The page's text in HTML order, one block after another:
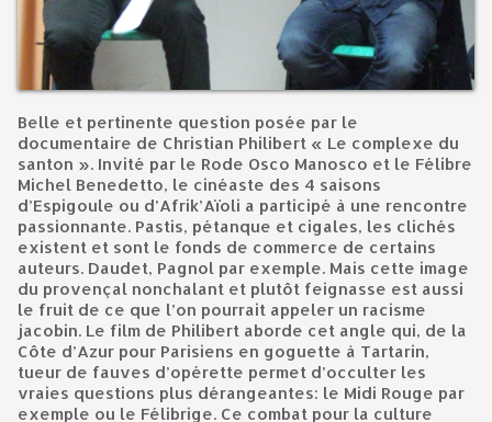
Belle et pertinente question posée par le
documentaire de Christian Philibert « Le complexe du
santon ». Invité par le Rode Osco Manosco et le Félibre
Michel Benedetto, le cinéaste des 4 saisons
d’Espigoule ou d’Afrik’Aïoli a participé à une rencontre
passionnante. Pastis, pétanque et cigales, les clichés
existent et sont le fonds de commerce de certains
auteurs. Daudet, Pagnol par exemple. Mais cette image
du provençal nonchalant et plutôt feignasse est aussi
le fruit de ce que l’on pourrait appeler un racisme
jacobin. Le film de Philibert aborde cet angle qui, de la
Côte d’Azur pour Parisiens en goguette à Tartarin,
tueur de fauves d’opérette permet d’occulter les
vraies questions plus dérangeantes: le Midi Rouge par
exemple ou le Félibrige. Ce combat pour la culture